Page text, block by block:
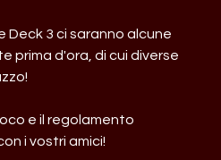
Deck 3 ci saranno alcune
prima d'ora, di cui diverse
e il regolamento
i vostri amici!